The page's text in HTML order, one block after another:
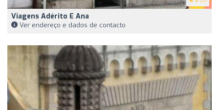
Viagens Adérito E Ana
Ver endereço e dados de contacto